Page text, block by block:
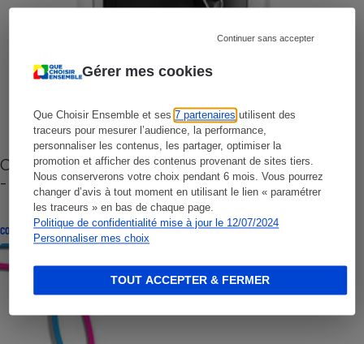
Gérer mes cookies
Que Choisir Ensemble et ses7 partenaires utilisent des
traceurs pour mesurer l’audience, la performance,
personnaliser les contenus, les partager, optimiser la
promotion et afficher des contenus provenant de sites tiers.
Nous conserverons votre choix pendant 6 mois. Vous pourrez
changer d’avis à tout moment en utilisant le lien « paramétrer
les traceurs » en bas de chaque page.
Politique de confidentialité mise à jour le 12/07/2024
Personnaliser mes choix
Continuer sans accepter
TOUT ACCEPTER & FERMER
Cafetière à capsules zéro déchet CoffeeB (vidéo)
- Premières impressions
CONSEILS